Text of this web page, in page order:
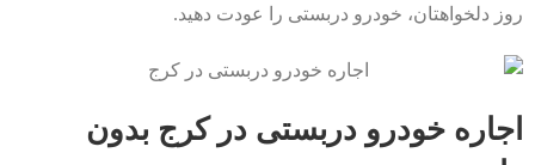
روز دلخواهتان، خودرو دربستی را عودت دهید.
اجاره خودرو دربستی در کرج بدون